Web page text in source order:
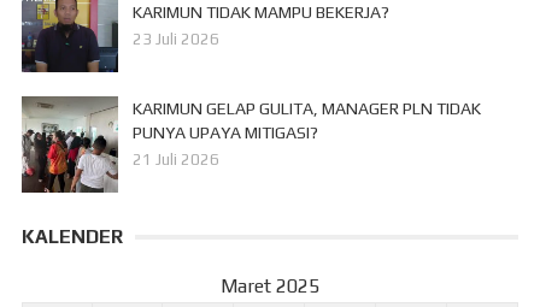
KARIMUN TIDAK MAMPU BEKERJA?
23 Juli 2026
KARIMUN GELAP GULITA, MANAGER PLN TIDAK
PUNYA UPAYA MITIGASI?
21 Juli 2026
KALENDER
Maret 2025